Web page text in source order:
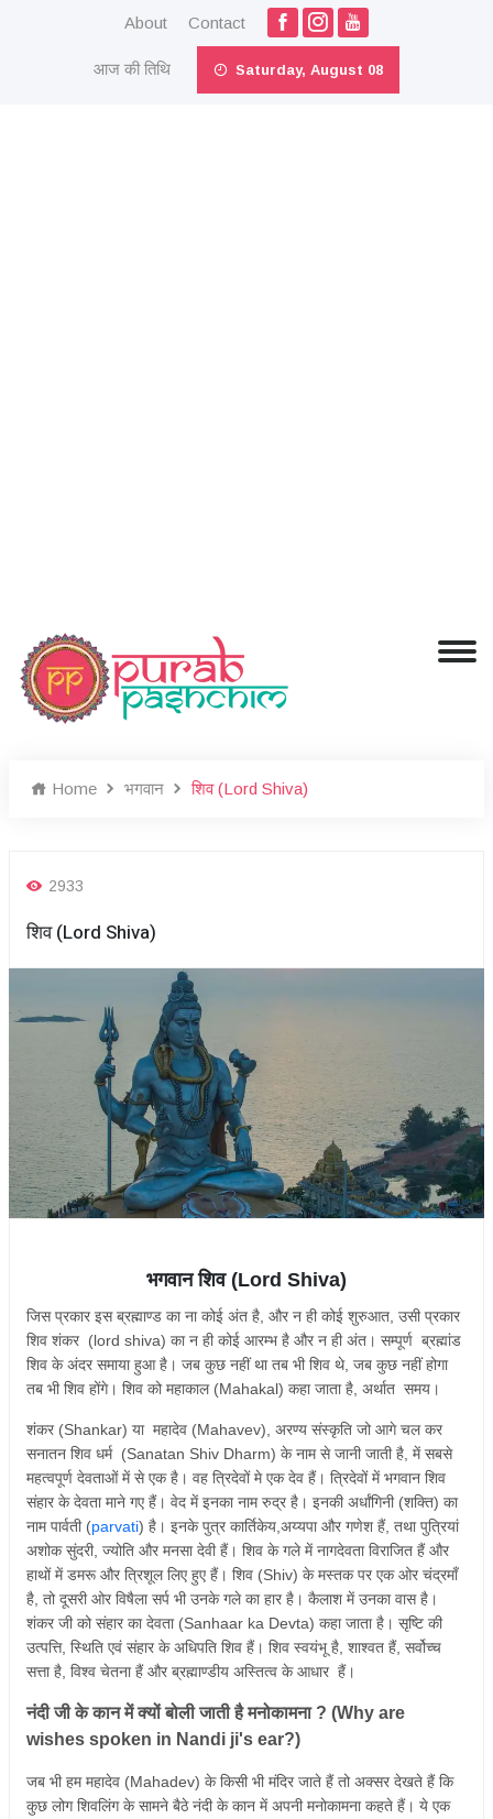
About Contact
आज की तिथि Saturday, August 08
Home भगवान शिव (Lord Shiva)
2933
शिव (Lord Shiva)
भगवान शिव (Lord Shiva)
जिस प्रकार इस ब्रह्माण्ड का ना कोई अंत है, और न ही कोई शुरुआत, उसी प्रकार
शिव शंकर (lord shiva) का न ही कोई आरम्भ है और न ही अंत। सम्पूर्ण ब्रह्मांड
शिव के अंदर समाया हुआ है। जब कुछ नहीं था तब भी शिव थे, जब कुछ नहीं होगा
तब भी शिव होंगे। शिव को महाकाल (Mahakal) कहा जाता है, अर्थात समय।
शंकर (Shankar) या महादेव (Mahavev), अरण्य संस्कृति जो आगे चल कर
सनातन शिव धर्म (Sanatan Shiv Dharm) के नाम से जानी जाती है, में सबसे
महत्वपूर्ण देवताओं में से एक है। वह त्रिदेवों मे एक देव हैं। त्रिदेवों में भगवान शिव
संहार के देवता माने गए हैं। वेद में इनका नाम रुद्र है। इनकी अर्धांगिनी (शक्ति) का
नाम पार्वती (parvati) है। इनके पुत्र कार्तिकेय,अय्यपा और गणेश हैं, तथा पुत्रियां
अशोक सुंदरी, ज्योति और मनसा देवी हैं। शिव के गले में नागदेवता विराजित हैं और
हाथों में डमरू और त्रिशूल लिए हुए हैं। शिव (Shiv) के मस्तक पर एक ओर चंद्रमाँ
है, तो दूसरी ओर विषैला सर्प भी उनके गले का हार है। कैलाश में उनका वास है।
शंकर जी को संहार का देवता (Sanhaar ka Devta) कहा जाता है। सृष्टि की
उत्पत्ति, स्थिति एवं संहार के अधिपति शिव हैं। शिव स्वयंभू है, शाश्वत हैं, सर्वोच्च
सत्ता है, विश्व चेतना हैं और ब्रह्माण्डीय अस्तित्व के आधार हैं।
नंदी जी के कान में क्यों बोली जाती है मनोकामना ? (Why are
wishes spoken in Nandi ji's ear?)
जब भी हम महादेव (Mahadev) के किसी भी मंदिर जाते हैं तो अक्सर देखते हैं कि
कुछ लोग शिवलिंग के सामने बैठे नंदी के कान में अपनी मनोकामना कहते हैं। ये एक